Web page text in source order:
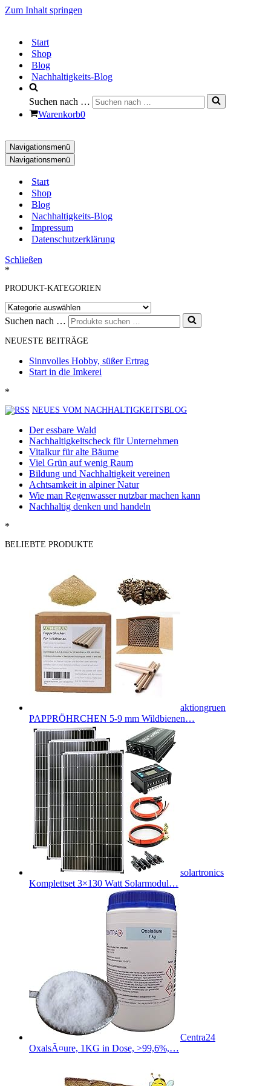
Zum Inhalt springen
Start
Shop
Blog
Nachhaltigkeits-Blog
Suchen nach …
Warenkorb0
Navigationsmenü
Navigationsmenü
Start
Shop
Blog
Nachhaltigkeits-Blog
Impressum
Datenschutzerklärung
Schließen
*
PRODUKT-KATEGORIEN
Suchen nach …
NEUESTE BEITRÄGE
Sinnvolles Hobby, süßer Ertrag
Start in die Imkerei
*
NEUES VOM NACHHALTIGKEITSBLOG
Der essbare Wald
Nachhaltigkeitscheck für Unternehmen
Vitalkur für alte Bäume
Viel Grün auf wenig Raum
Bildung und Nachhaltigkeit vereinen
Achtsamkeit in alpiner Natur
Wie man Regenwasser nutzbar machen kann
Nachhaltig denken und handeln
*
BELIEBTE PRODUKTE
aktiongruen
PAPPRÖHRCHEN 5-9 mm Wildbienen…
solartronics
Komplettset 3×130 Watt Solarmodul…
Centra24
OxalsÃ¤ure, 1KG in Dose, >99,6%,…